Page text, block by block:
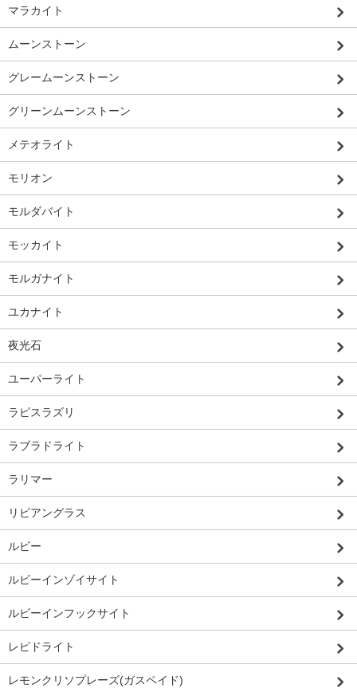
マラカイト
ムーンストーン
グレームーンストーン
グリーンムーンストーン
メテオライト
モリオン
モルダバイト
モッカイト
モルガナイト
ユカナイト
夜光石
ユーパーライト
ラピスラズリ
ラブラドライト
ラリマー
リビアングラス
ルビー
ルビーインゾイサイト
ルビーインフックサイト
レピドライト
レモンクリソプレーズ(ガスペイド)